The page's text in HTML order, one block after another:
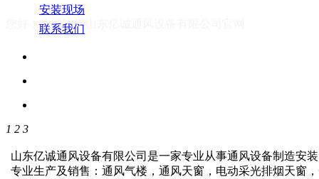
您好！欢迎访问
安装现场
联系我们
1 2 3
山东亿诚通风设备有限公司是一家专业从事通风设备制造安
专业生产及销售：通风气楼，通风天窗，电动采光排烟天窗